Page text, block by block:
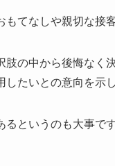
もてなしや親切な接
肢の中から後悔なく
したいとの意向を示
るというのも大事です